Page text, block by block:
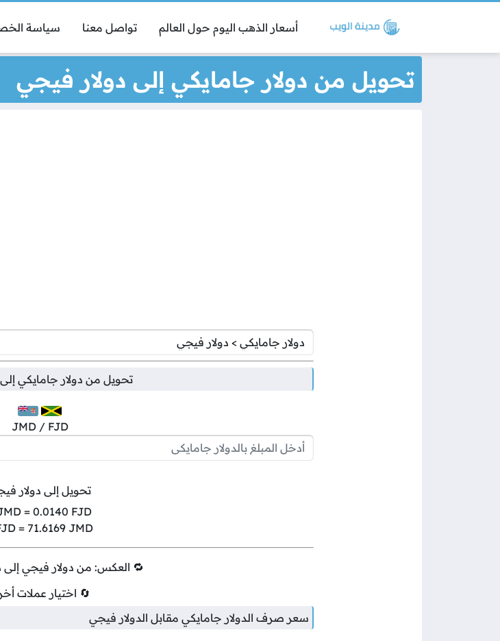
أسعار الذهب اليوم حول العالم تواصل معنا سياسة
تحويل من دولار جامايكي إلى دولار فيجي
تحويل من دولار جامايكي إلى
JMD / FJD
تحويل إلى دولار
= 0.0140 FJD
= 71.6169JMD
🔁 العكس: من دولار فيجي إلى
🔄 اختيار عملات
سعر صرف الدولار جامايكي مقابل الدولار فيجي